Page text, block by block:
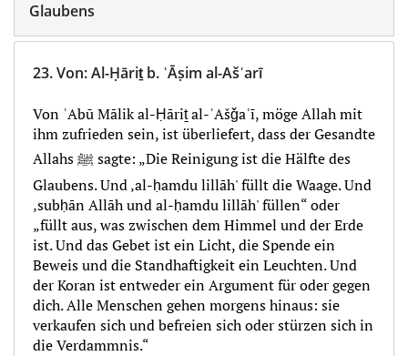
Glaubens
23.Von:Al-Ḥāriṯ b. ʿĀṣim al-Ašʿarī
Von ʾAbū Mālik al-Ḥāriṯ al-ʾAšǧaʿī, möge Allah mit
ihm zufrieden sein, ist überliefert, dass der Gesandte
Allahs ﷺ sagte: „Die Reinigung ist die Hälfte des
Glaubens. Und ‚al-ḥamdu lillāh' füllt die Waage. Und
‚subḥān Allāh und al-ḥamdu lillāh' füllen“ oder
„füllt aus, was zwischen dem Himmel und der Erde
ist. Und das Gebet ist ein Licht, die Spende ein
Beweis und die Standhaftigkeit ein Leuchten. Und
der Koran ist entweder ein Argument für oder gegen
dich. Alle Menschen gehen morgens hinaus: sie
verkaufen sich und befreien sich oder stürzen sich in
die Verdammnis.“